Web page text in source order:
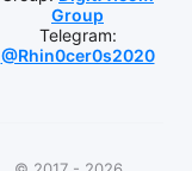
Group
Telegram:
@Rhin0cer0s2020